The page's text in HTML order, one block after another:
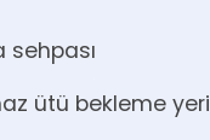
sehpası
ütü bekleme yeri